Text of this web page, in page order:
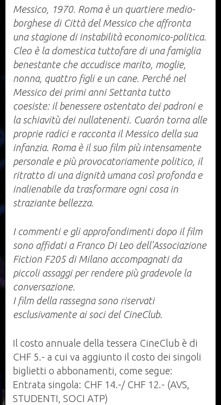
Messico, 1970. Roma è un quartiere medio-
borghese di Città del Messico che affronta
una stagione di instabilità economico-politica.
Cleo è la domestica tuttofare di una famiglia
benestante che accudisce marito, moglie,
nonna, quattro figli e un cane. Perché nel
Messico dei primi anni Settanta tutto
coesiste: il benessere ostentato dei padroni e
la schiavitù dei nullatenenti. Cuarón torna alle
proprie radici e racconta il Messico della sua
infanzia. Roma è il suo film più intensamente
personale e più provocatoriamente politico, il
ritratto di una dignità umana così profonda e
inalienabile da trasformare ogni cosa in
straziante bellezza.
I commenti e gli approfondimenti dopo il film
sono affidati a Franco Di Leo dell'Associazione
Fiction F205 di Milano accompagnati da
piccoli assaggi per rendere più gradevole la
conversazione.
I film della rassegna sono riservati
esclusivamente ai soci del CineClub.
Il costo annuale della tessera CineClub è di
CHF 5.- a cui va aggiunto il costo dei singoli
biglietti o abbonamenti, come segue:
Entrata singola: CHF 14.-/ CHF 12.- (AVS,
STUDENTI, SOCI ATP)